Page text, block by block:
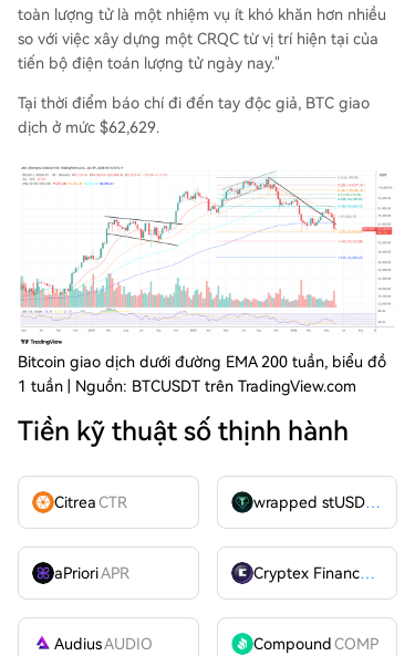
toàn lượng tử là một nhiệm vụ ít khó khăn hơn nhiều
so với việc xây dựng một CRQC từ vị trí hiện tại của
tiến bộ điện toán lượng tử ngày nay."
Tại thời điểm báo chí đi đến tay độc giả, BTC giao
dịch ở mức $62,629.
Bitcoin giao dịch dưới đường EMA 200 tuần, biểu đồ
1 tuần | Nguồn: BTCUSDT trên TradingView.com
Tiền kỹ thuật số thịnh hành
CitreaCTR wrapped stUSDT
aPrioriAPR Cryptex FinanceCTX
AudiusAUDIO CompoundCOMP